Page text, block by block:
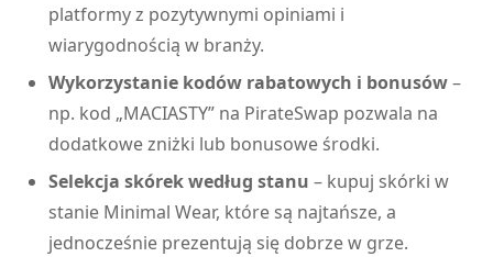
platformy z pozytywnymi opiniami i
wiarygodnością w branży.
Wykorzystanie kodów rabatowych i bonusów–
np. kod „MACIASTY” na PirateSwap pozwala na
dodatkowe zniżki lub bonusowe środki.
Selekcja skórek według stanu – kupuj skórki w
stanie Minimal Wear, które są najtańsze, a
jednocześnie prezentują się dobrze w grze.